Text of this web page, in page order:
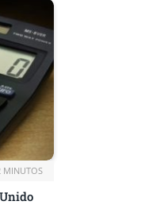
MINUTOS